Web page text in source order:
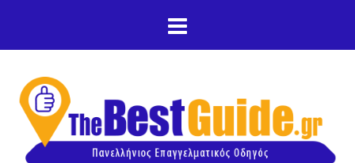
κυρίως περιεχόμενο